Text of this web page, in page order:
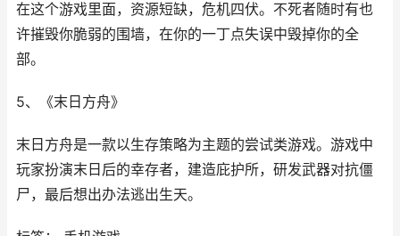
在这个游戏里面，资源短缺，危机四伏。不死者随时有也
许摧毁你脆弱的围墙，在你的一丁点失误中毁掉你的全
部。
5、《末日方舟》
末日方舟是一款以生存策略为主题的尝试类游戏。游戏中
玩家扮演末日后的幸存者，建造庇护所，研发武器对抗僵
尸，最后想出办法逃出生天。